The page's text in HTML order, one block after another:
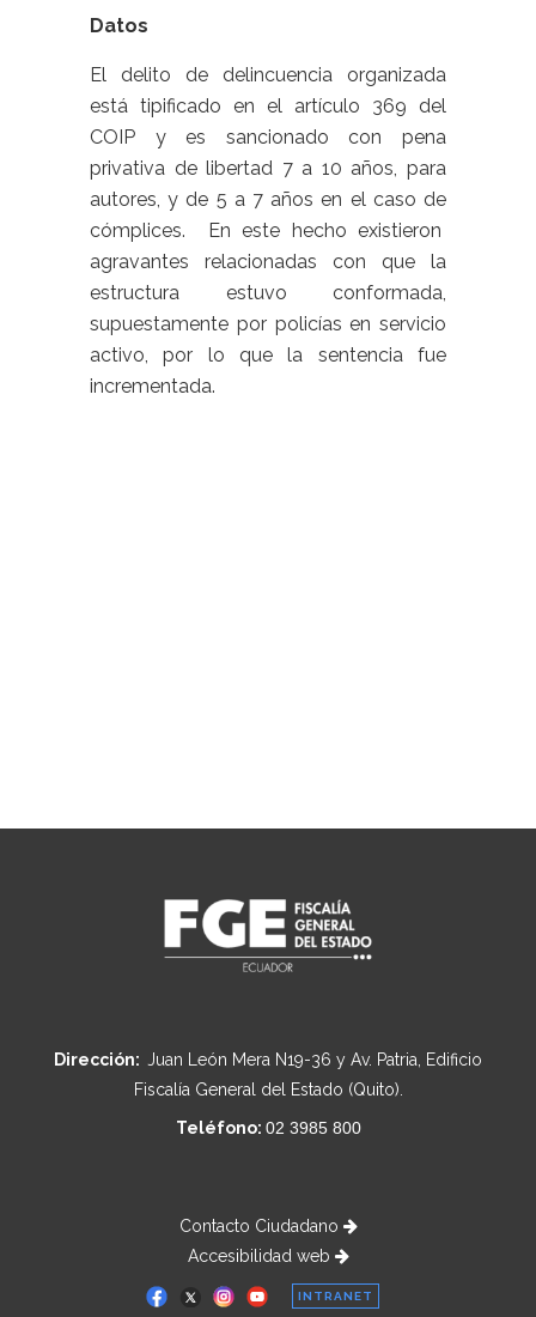
Datos
El delito de delincuencia organizada
está tipificado en el artículo 369 del
COIP y es sancionado con pena
privativa de libertad 7 a 10 años, para
autores, y de 5 a 7 años en el caso de
cómplices. En este hecho existieron
agravantes relacionadas con que la
estructura estuvo conformada,
supuestamente por policías en servicio
activo, por lo que la sentencia fue
incrementada.
Dirección: Juan León Mera N19-36 y Av. Patria, Edificio
Fiscalía General del Estado (Quito).
Teléfono: 02 3985 800
Contacto Ciudadano
Accesibilidad web
INTRANET